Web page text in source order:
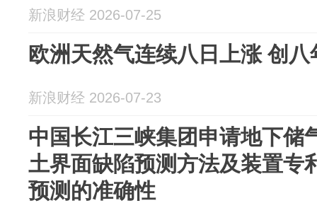
新浪财经 2026-07-25
欧洲天然气连续八日上涨 创
新浪财经 2026-07-23
中国长江三峡集团申请地下储
土界面缺陷预测方法及装置专
预测的准确性